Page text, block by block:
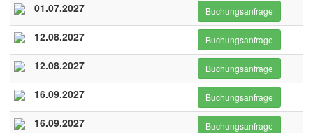
01.07.2027 Buchungsanfrage
12.08.2027 Buchungsanfrage
12.08.2027 Buchungsanfrage
16.09.2027 Buchungsanfrage
16.09.2027 Buchungsanfrage